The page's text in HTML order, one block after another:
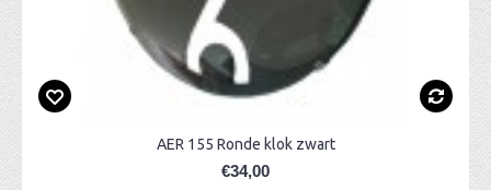
AER 155 Ronde klok zwart
€34,00